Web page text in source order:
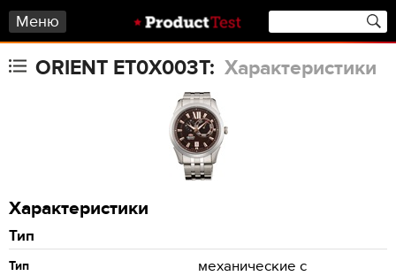
Меню
ORIENT ET0X003T: Характеристики
Характеристики
Тип
Тип
механические с